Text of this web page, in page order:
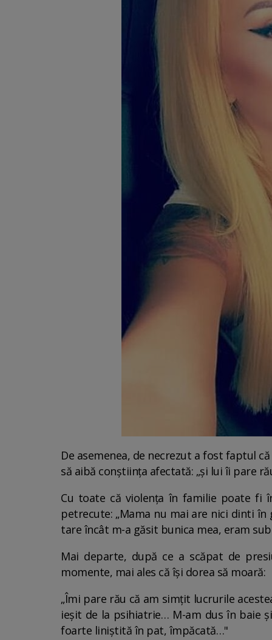
De asemenea, de necrezut a fost faptul
să aibă conștiința afectată: „și lui îi pare
Cu toate că violența în familie poate fi
petrecute: „Mama nu mai are nici dinti
tare încât m-a găsit bunica mea, eram
Mai departe, după ce a scăpat de
momente, mai ales că își dorea să moară:
„Îmi pare rău că am simțit lucrurile
ieșit de la psihiatrie… M-am dus în baie
foarte liniștită în pat, împăcată…"